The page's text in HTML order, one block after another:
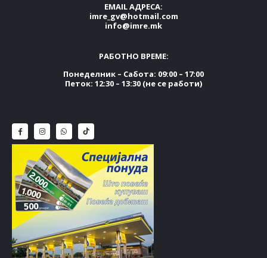
EMAIL АДРЕСА:
imre_gv@hotmail.com
info@imre.mk
РАБОТНО ВРЕМЕ:
Понеделник – Сабота: 09:00 – 17:00
Петок: 12:30 – 13:30 (не се работи)